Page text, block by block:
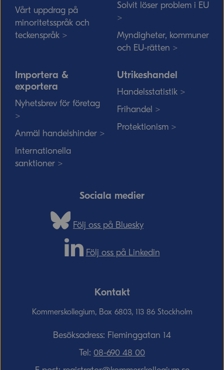
Vårt uppdrag på
minoritetsspråk och
teckenspråk >
Solvit löser problem i EU
>
Myndigheter, kommuner
och EU-rätten >
Importera &
exportera
Nyhetsbrev för företag
>
Anmäl handelshinder >
Internationella
sanktioner >
Utrikeshandel
Handelsstatistik >
Frihandel >
Protektionism >
Sociala medier
Följ oss på Bluesky
Följ oss på Linkedin
Kontakt
Kommerskollegium, Box 6803, 113 86 Stockholm
Besöksadress: Fleminggatan 14
Tel: 08-690­ 48­ 00